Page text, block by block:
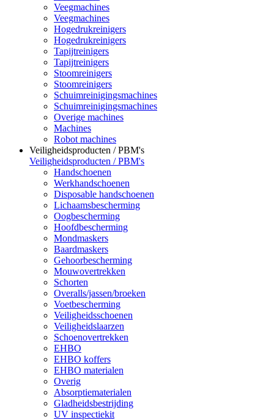
Veegmachines
Veegmachines
Hogedrukreinigers
Hogedrukreinigers
Tapijtreinigers
Tapijtreinigers
Stoomreinigers
Stoomreinigers
Schuimreinigingsmachines
Schuimreinigingsmachines
Overige machines
Machines
Robot machines
Veiligheidsproducten / PBM's
Veiligheidsproducten / PBM's
Handschoenen
Werkhandschoenen
Disposable handschoenen
Lichaamsbescherming
Oogbescherming
Hoofdbescherming
Mondmaskers
Baardmaskers
Gehoorbescherming
Mouwovertrekken
Schorten
Overalls/jassen/broeken
Voetbescherming
Veiligheidsschoenen
Veiligheidslaarzen
Schoenovertrekken
EHBO
EHBO koffers
EHBO materialen
Overig
Absorptiematerialen
Gladheidsbestrijding
UV inspectiekit